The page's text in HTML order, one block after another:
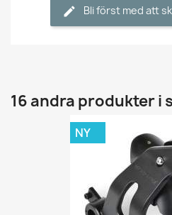
Bli först med att
16 andra produkter i
NY